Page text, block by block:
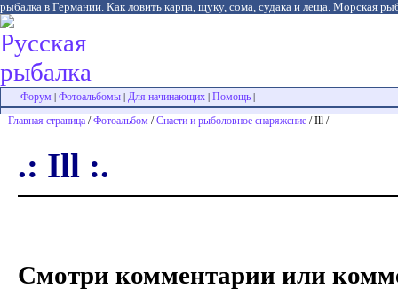
рыбалка в Германии. Как ловить карпа, щуку, сома, судака и леща. Морская
Форум Фотоальбомы Для начинающих Помощь
Главная страница /Фотоальбом /Снасти и рыболовное снаряжение / Ill /
.: Ill :.
Смотри комментарии или